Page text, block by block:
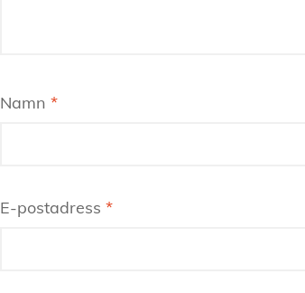
Namn *
E-postadress *